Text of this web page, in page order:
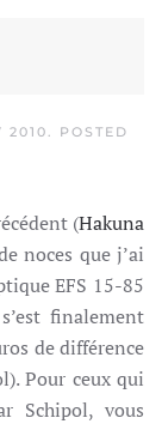
2010. POSTED
(Hakuna
noces que j’ai
EFS 15-85
finalement
de différence
Pour ceux qui
Schipol, vous